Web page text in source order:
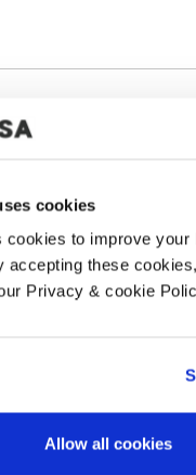
cookies
cookies to improve your
accepting these
Privacy & cookie
Allow all cookies
Fabric — BY
ǀ 100% ACRYL 260G/M²